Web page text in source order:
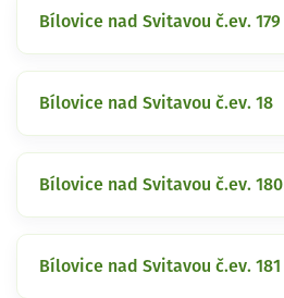
Bílovice nad Svitavou č.ev. 179
Bílovice nad Svitavou č.ev. 18
Bílovice nad Svitavou č.ev. 180
Bílovice nad Svitavou č.ev. 181